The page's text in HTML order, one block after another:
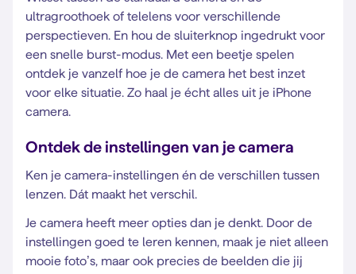
ultragroothoek of telelens voor verschillende
perspectieven. En hou de sluiterknop ingedrukt voor
een snelle burst-modus. Met een beetje spelen
ontdek je vanzelf hoe je de camera het best inzet
voor elke situatie. Zo haal je écht alles uit je iPhone
camera.
Ontdek de instellingen van je camera
Ken je camera-instellingen én de verschillen tussen
lenzen. Dát maakt het verschil.
Je camera heeft meer opties dan je denkt. Door de
instellingen goed te leren kennen, maak je niet alleen
mooie foto’s, maar ook precies de beelden die jij